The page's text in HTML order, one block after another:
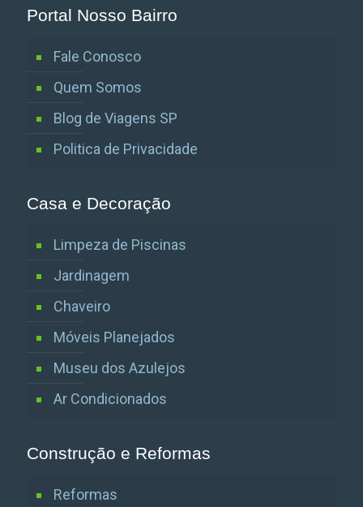
Portal Nosso Bairro
Fale Conosco
Quem Somos
Blog de Viagens SP
Politica de Privacidade
Casa e Decoração
Limpeza de Piscinas
Jardinagem
Chaveiro
Móveis Planejados
Museu dos Azulejos
Ar Condicionados
Construção e Reformas
Reformas